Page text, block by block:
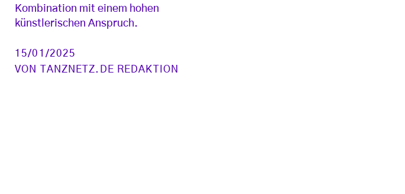
Kombination mit einem hohen
künstlerischen Anspruch.
15/01/2025
VON
TANZNETZ.DE REDAKTION